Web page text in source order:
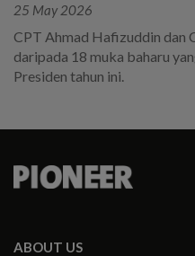
25 May 2026
CPT Ahmad Hafizuddin dan
daripada 18 muka baharu
Presiden tahun ini.
ABOUT US